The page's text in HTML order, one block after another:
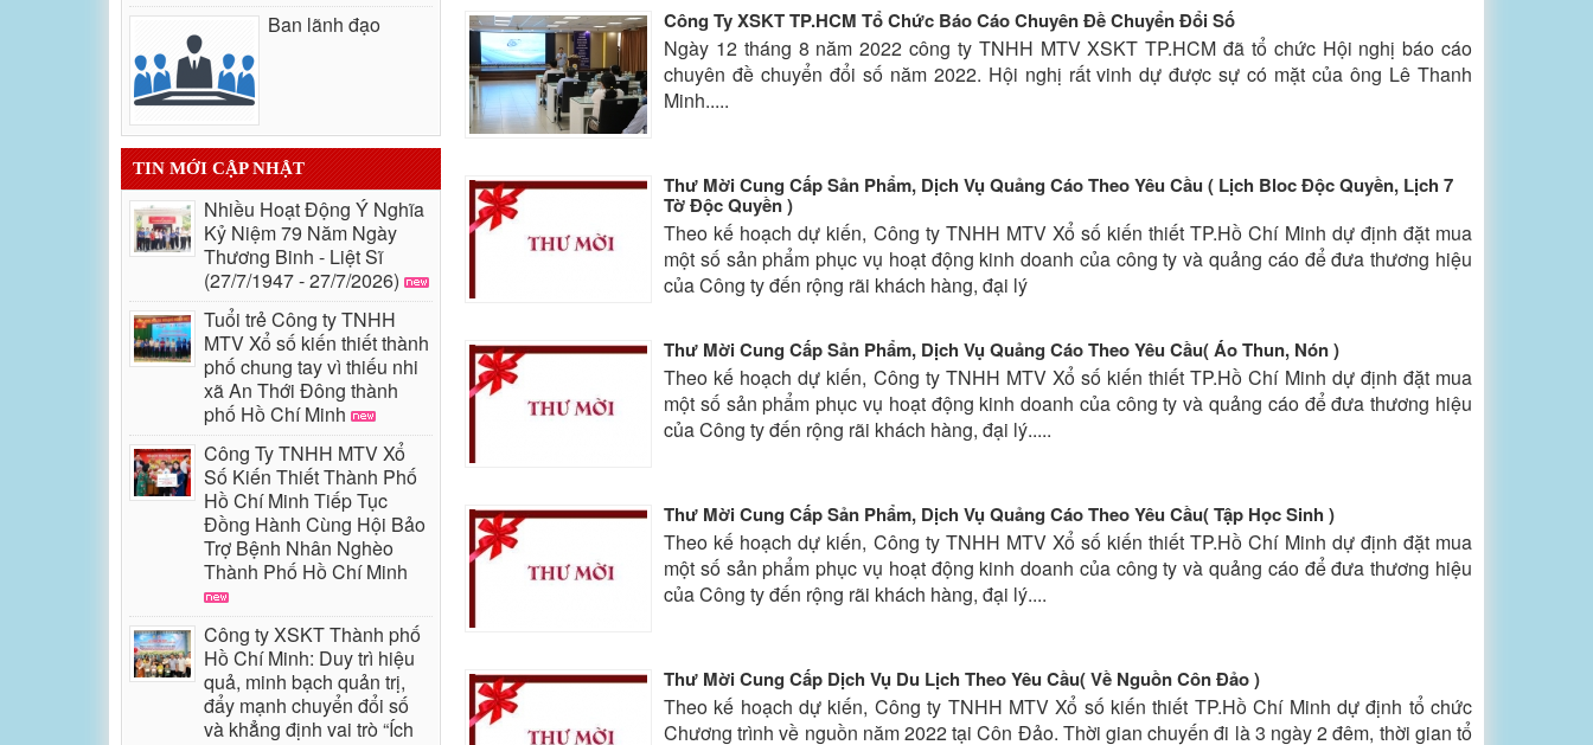
Công Ty XSKT TP.HCM Tổ Chức Báo Cáo Chuyên Đề Chuyển Đổi Số
Ngày 12 tháng 8 năm 2022 công ty TNHH MTV XSKT TP.HCM đã tổ chức Hội nghị báo cáo
chuyên đề chuyển đổi số năm 2022. Hội nghị rất vinh dự được sự có mặt của ông Lê Thanh
Minh.....
Thư Mời Cung Cấp Sản Phẩm, Dịch Vụ Quảng Cáo Theo Yêu Cầu ( Lịch Bloc Độc Quyền, Lịch 7
Tờ Độc Quyền )
Theo kế hoạch dự kiến, Công ty TNHH MTV Xổ số kiến thiết TP.Hồ Chí Minh dự định đặt mua
một số sản phẩm phục vụ hoạt động kinh doanh của công ty và quảng cáo để đưa thương hiệu
của Công ty đến rộng rãi khách hàng, đại lý
Thư Mời Cung Cấp Sản Phẩm, Dịch Vụ Quảng Cáo Theo Yêu Cầu( Áo Thun, Nón )
Theo kế hoạch dự kiến, Công ty TNHH MTV Xổ số kiến thiết TP.Hồ Chí Minh dự định đặt mua
một số sản phẩm phục vụ hoạt động kinh doanh của công ty và quảng cáo để đưa thương hiệu
của Công ty đến rộng rãi khách hàng, đại lý.....
Thư Mời Cung Cấp Sản Phẩm, Dịch Vụ Quảng Cáo Theo Yêu Cầu( Tập Học Sinh )
Theo kế hoạch dự kiến, Công ty TNHH MTV Xổ số kiến thiết TP.Hồ Chí Minh dự định đặt mua
một số sản phẩm phục vụ hoạt động kinh doanh của công ty và quảng cáo để đưa thương hiệu
của Công ty đến rộng rãi khách hàng, đại lý....
Thư Mời Cung Cấp Dịch Vụ Du Lịch Theo Yêu Cầu( Về Nguồn Côn Đảo )
Theo kế hoạch dự kiến, Công ty TNHH MTV Xổ số kiến thiết TP.Hồ Chí Minh dự định tổ chức
Chương trình về nguồn năm 2022 tại Côn Đảo. Thời gian chuyến đi là 3 ngày 2 đêm, thời gian tổ
Ban lãnh đạo
TIN MỚI CẬP NHẬT
Nhiều Hoạt Động Ý Nghĩa
Kỷ Niệm 79 Năm Ngày
Thương Binh - Liệt Sĩ
(27/7/1947 - 27/7/2026)
Tuổi trẻ Công ty TNHH
MTV Xổ số kiến thiết thành
phố chung tay vì thiếu nhi
xã An Thới Đông thành
phố Hồ Chí Minh
Công Ty TNHH MTV Xổ
Số Kiến Thiết Thành Phố
Hồ Chí Minh Tiếp Tục
Đồng Hành Cùng Hội Bảo
Trợ Bệnh Nhân Nghèo
Thành Phố Hồ Chí Minh
Công ty XSKT Thành phố
Hồ Chí Minh: Duy trì hiệu
quả, minh bạch quản trị,
đẩy mạnh chuyển đổi số
và khẳng định vai trò “Ích